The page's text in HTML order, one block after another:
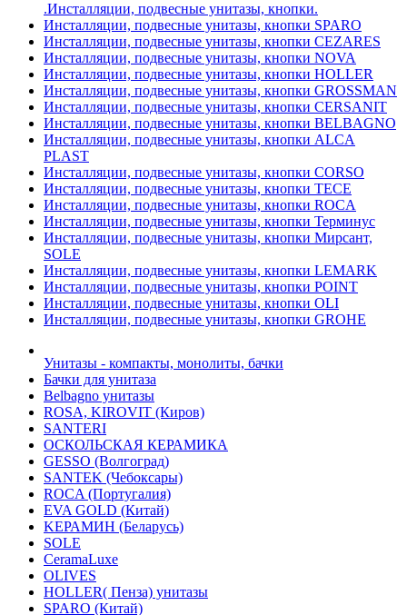
.Инсталляции, подвесные унитазы, кнопки.
Инсталляции, подвесные унитазы, кнопки SPARO
Инсталляции, подвесные унитазы, кнопки CEZARES
Инсталляции, подвесные унитазы, кнопки NOVA
Инсталляции, подвесные унитазы, кнопки HOLLER
Инсталляции, подвесные унитазы, кнопки GROSSMAN
Инсталляции, подвесные унитазы, кнопки CERSANIT
Инсталляции, подвесные унитазы, кнопки BELBAGNO
Инсталляции, подвесные унитазы, кнопки ALCA
PLAST
Инсталляции, подвесные унитазы, кнопки CORSO
Инсталляции, подвесные унитазы, кнопки TECE
Инсталляции, подвесные унитазы, кнопки ROCA
Инсталляции, подвесные унитазы, кнопки Терминус
Инсталляции, подвесные унитазы, кнопки Мирсант,
SOLE
Инсталляции, подвесные унитазы, кнопки LEMARK
Инсталляции, подвесные унитазы, кнопки POINT
Инсталляции, подвесные унитазы, кнопки OLI
Инсталляции, подвесные унитазы, кнопки GROHE
Унитазы - компакты, монолиты, бачки
Бачки для унитаза
Belbagno унитазы
ROSA, KIROVIT (Киров)
SANTERI
ОСКОЛЬСКАЯ КЕРАМИКА
GESSO (Волгоград)
SANTEK (Чебоксары)
ROCA (Португалия)
EVA GOLD (Китай)
KЕРАМИН (Беларусь)
SOLE
CeramaLuxe
OLIVES
HOLLER( Пенза) унитазы
SPARO (Китай)